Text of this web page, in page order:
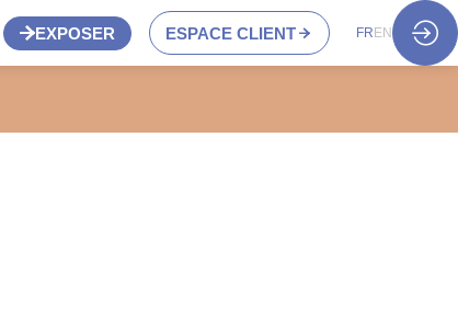
EXPOSER ESPACE CLIENT FR EN